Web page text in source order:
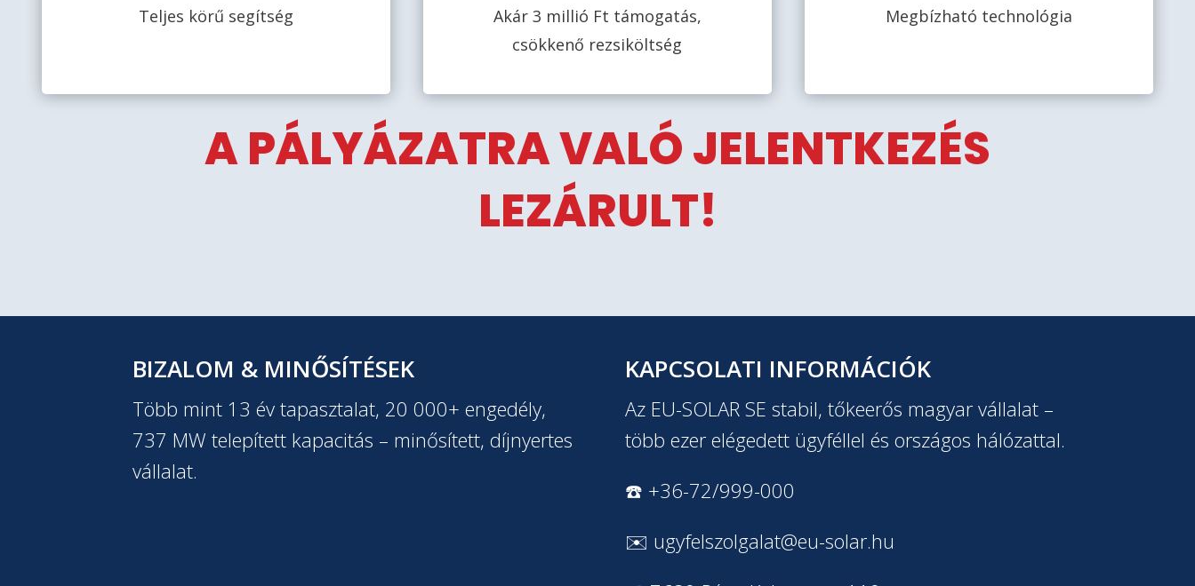
Teljes körű segítség
Akár 3 millió Ft támogatás,
csökkenő rezsiköltség
Megbízható technológia
A PÁLYÁZATRA VALÓ JELENTKEZÉS
LEZÁRULT!
BIZALOM & MINŐSÍTÉSEK
Több mint 13 év tapasztalat, 20 000+ engedély,
737 MW telepített kapacitás – minősített, díjnyertes
vállalat.
KAPCSOLATI INFORMÁCIÓK
Az EU-SOLAR SE stabil, tőkeerős magyar vállalat –
több ezer elégedett ügyféllel és országos hálózattal.
☎️ +36-72/999-000
✉️ ugyfelszolgalat@eu-solar.hu